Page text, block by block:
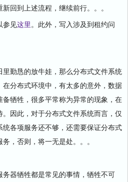
回到上述流程，继续前行。。。
见这里。此外，写入涉及到租约问
勤恳的放牛娃，那么分布式文件系统
分布式环境中，有太多的意外，数据
牺牲，很多平常称为异常的现象，在
因此，对于分布式文件系统而言，仅
各项服务还不够，还需要保证分布式
，否则，将一无是处。。。
器牺牲都是常见的事情，牺牲不可